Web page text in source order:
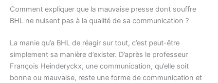
Comment expliquer que la mauvaise presse dont souffre
BHL ne nuisent pas à la qualité de sa communication ?
La manie qu’a BHL de réagir sur tout, c’est peut-être
simplement sa manière d’exister. D’après le professeur
François Heinderyckx, une communication, qu’elle soit
bonne ou mauvaise, reste une forme de communication et